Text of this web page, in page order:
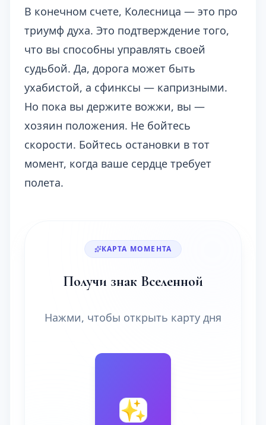
В конечном счете, Колесница — это про
триумф духа. Это подтверждение того,
что вы способны управлять своей
судьбой. Да, дорога может быть
ухабистой, а сфинксы — капризными.
Но пока вы держите вожжи, вы —
хозяин положения. Не бойтесь
скорости. Бойтесь остановки в тот
момент, когда ваше сердце требует
полета.
КАРТА МОМЕНТА
Получи знак Вселенной
Нажми, чтобы открыть карту дня
🔮
✨